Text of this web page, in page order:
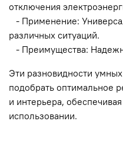
отключения
- Применение:
различных ситуаций.
- Преимущества:
Эти разновидности
подобрать оптимальное
и интерьера,
использовании.